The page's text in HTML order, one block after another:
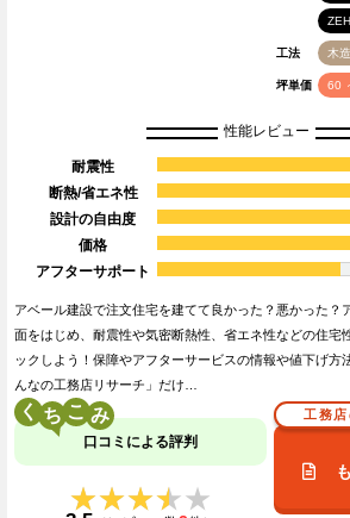
工法 木
坪単価 60
性能レビュー
耐震性
断熱/省エネ性
設計の自由度
価格
アフターサポート
アベール建設で注文住宅を建てて良かった？悪かった？
面をはじめ、耐震性や気密断熱性、省エネ性などの住宅
ックしよう！保障やアフターサービスの情報や値下げ方
んなの工務店リサーチ」だけ…
く こ
口コミによる評判
★★★★★
★★★★★
工務